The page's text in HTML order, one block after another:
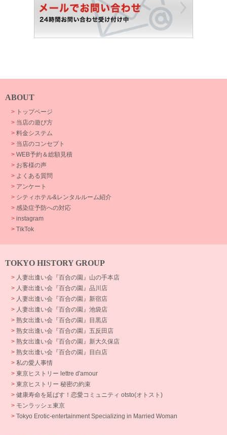
ABOUT
> トップページ
> 当店の遊び方
> 料金システム
> 当店のコンセプト
> WEB予約＆総額見積
> お客様の声
> よくある質問
> アンケート
> シティホテル&レンタルルーム紹介
> 感染症予防への対応
> instagram
> TikTok
TOKYO HISTORY GROUP
> 人妻出逢い会『百合の園』山の手本店
> 人妻出逢い会『百合の園』品川店
> 人妻出逢い会『百合の園』新宿店
> 人妻出逢い会『百合の園』池袋店
> 熟女出逢い会『百合の園』目黒店
> 熟女出逢い会『百合の園』五反田店
> 熟女出逢い会『百合の園』新大久保店
> 熟女出逢い会『百合の園』目白店
> 私の愛人事情
> 東京ヒストリー lettre d'amour
> 東京ヒストリー 秘密の約束
> 健康寿命を延ばす！恋愛コミュニティ otsto(オトスト)
> モンラッシェ東京
> Tokyo Erotic-entertainment Specializing in Married Woman